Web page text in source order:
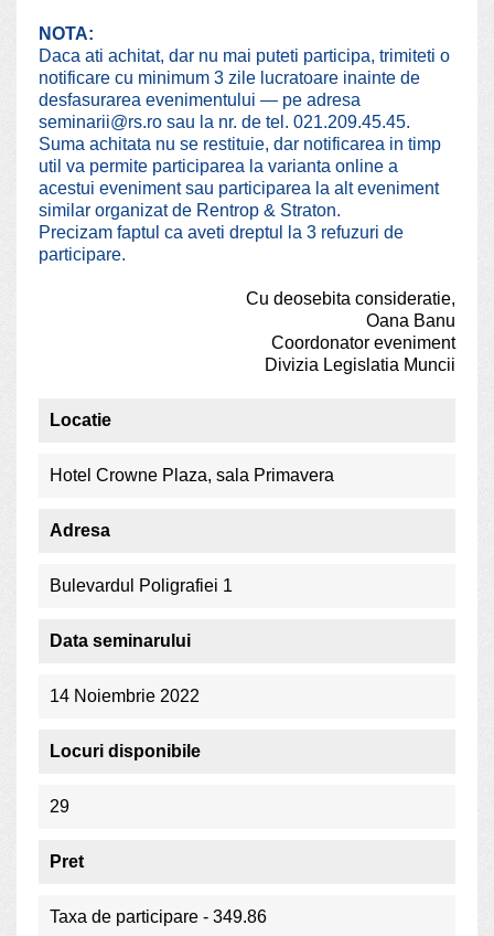
NOTA:
Daca ati achitat, dar nu mai puteti participa, trimiteti o
notificare cu minimum 3 zile lucratoare inainte de
desfasurarea evenimentului — pe adresa
seminarii@rs.ro sau la nr. de tel. 021.209.45.45.
Suma achitata nu se restituie, dar notificarea in timp
util va permite participarea la varianta online a
acestui eveniment sau participarea la alt eveniment
similar organizat de Rentrop & Straton.
Precizam faptul ca aveti dreptul la 3 refuzuri de
participare.
Cu deosebita consideratie,
Oana Banu
Coordonator eveniment
Divizia Legislatia Muncii
Locatie
Hotel Crowne Plaza, sala Primavera
Adresa
Bulevardul Poligrafiei 1
Data seminarului
14 Noiembrie 2022
Locuri disponibile
29
Pret
Taxa de participare - 349.86